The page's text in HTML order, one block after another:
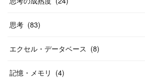
思考 (83)
エクセル・データベース (8)
記憶・メモリ (4)